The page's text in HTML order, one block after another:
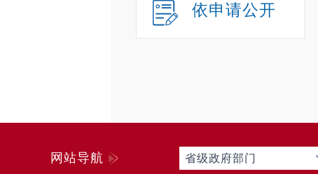
依申请公开
网站导航 省级政府部门